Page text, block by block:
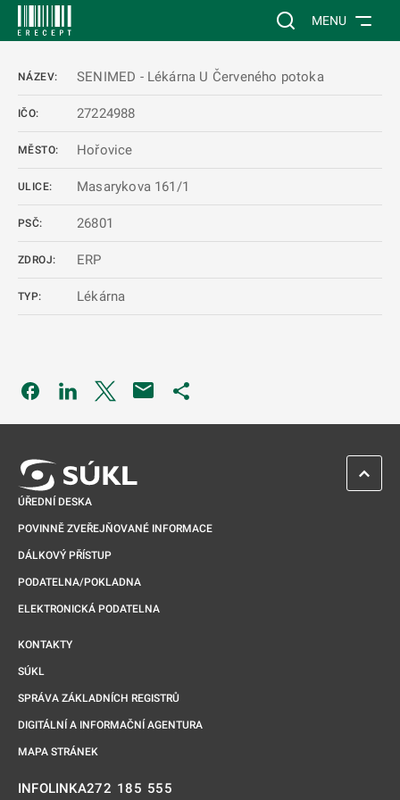
Vyhledávání na
MENU
NÁZEV: SENIMED - Lékárna U Červeného potoka
IČO: 27224988
MĚSTO: Hořovice
ULICE: Masarykova 161/1
PSČ: 26801
ZDROJ: ERP
TYP: Lékárna
Odkaz se otevře na nové kartě
Odkaz se otevře na nové kartě
Odkaz se otevře na nové kartě
ÚŘEDNÍ DESKA
POVINNĚ ZVEŘEJŇOVANÉ INFORMACE
DÁLKOVÝ PŘÍSTUP
PODATELNA/POKLADNA
ELEKTRONICKÁ PODATELNA
KONTAKTY
SÚKL
SPRÁVA ZÁKLADNÍCH REGISTRŮ
DIGITÁLNÍ A INFORMAČNÍ AGENTURA
MAPA STRÁNEK
INFOLINKA272 185 555
ZPĚT